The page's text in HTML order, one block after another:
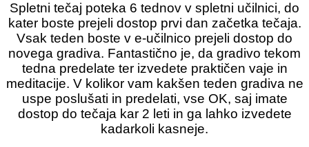
Spletni tečaj poteka 6 tednov v spletni učilnici, do
kater boste prejeli dostop prvi dan začetka tečaja.
Vsak teden boste v e-učilnico prejeli dostop do
novega gradiva. Fantastično je, da gradivo tekom
tedna predelate ter izvedete praktičen vaje in
meditacije. V kolikor vam kakšen teden gradiva ne
uspe poslušati in predelati, vse OK, saj imate
dostop do tečaja kar 2 leti in ga lahko izvedete
kadarkoli kasneje.